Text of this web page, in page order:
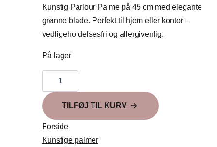
Kunstig Parlour Palme på 45 cm med elegante
grønne blade. Perfekt til hjem eller kontor –
vedligeholdelsesfri og allergivenlig.
På lager
Kunstig
Parlour
palme
antal
TILFØJ TIL KURV
Forside
Kunstige palmer